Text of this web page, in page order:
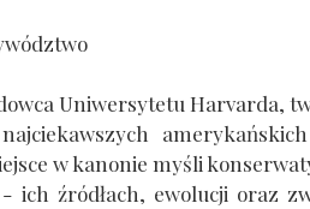
Uniwersytetu
w kanonie myśli
ich źródłach, ewolucji oraz